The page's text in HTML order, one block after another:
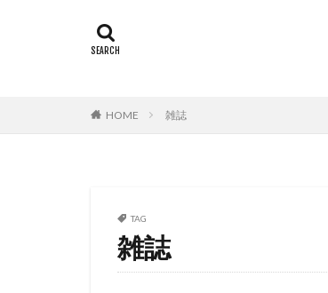
HOME 雑誌
TAG
雑誌